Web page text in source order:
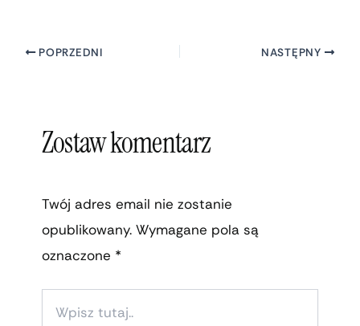
POPRZEDNI NASTĘPNY
Zostaw komentarz
Twój adres email nie zostanie
opublikowany. Wymagane pola są
oznaczone *
TUTAJ..